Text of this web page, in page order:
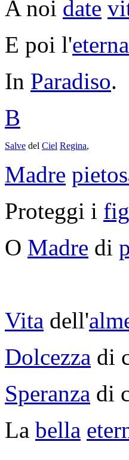
A noi date
E poi l'eterna
In Paradiso.
B
Salve del Ciel Regina,
Madre
Proteggi i
O Madre di
Vita dell'
Dolcezza di
Speranza di
La bella